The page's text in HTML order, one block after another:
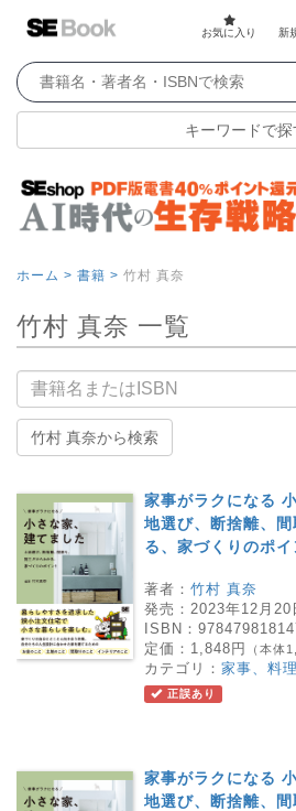
お気に入り 新
キーワードで探
ホーム > 書籍 > 竹村 真奈
竹村 真奈 一覧
書籍名
竹村 真奈から検索
家事がラクになる
地選び、断捨離、
る、家づくりのポイ
著者： 竹村 真奈
発売： 2023年12月20
ISBN：
定価： 1,848円 （本体
カテゴリ： 家事、料理
正誤あり
家事がラクになる
地選び、断捨離、